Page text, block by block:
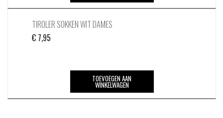
TIROLER SOKKEN WIT DAMES
€ 7,95
TOEVOEGEN AAN
WINKELWAGEN